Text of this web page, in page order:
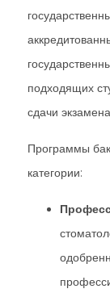
подходящих
сдачи
Программы
категории: